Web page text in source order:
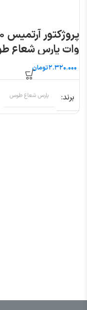
وات پارس شعاع
تومان
برند پارس شعاع طوس